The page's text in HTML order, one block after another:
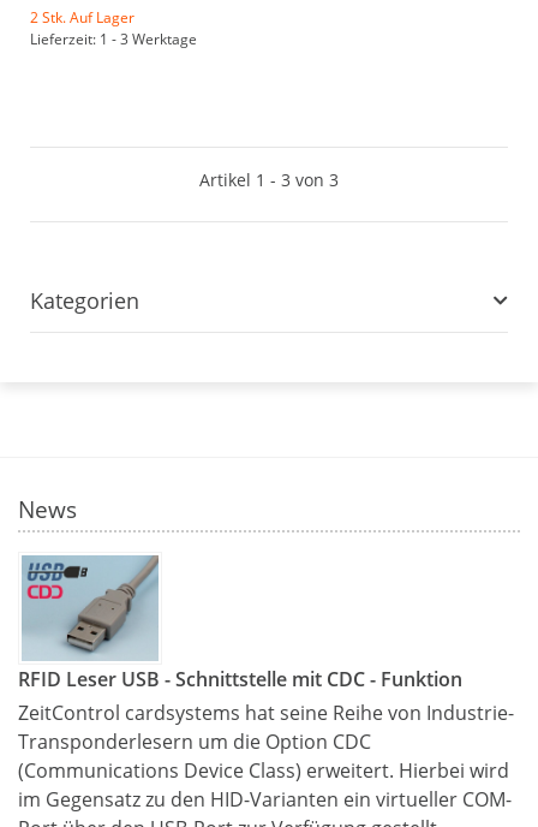
2 Stk. Auf Lager
Lieferzeit: 1 - 3 Werktage
Artikel 1 - 3 von 3
Kategorien
News
RFID Leser USB - Schnittstelle mit CDC - Funktion
ZeitControl cardsystems hat seine Reihe von Industrie-
Transponderlesern um die Option CDC
(Communications Device Class) erweitert. Hierbei wird
im Gegensatz zu den HID-Varianten ein virtueller COM-